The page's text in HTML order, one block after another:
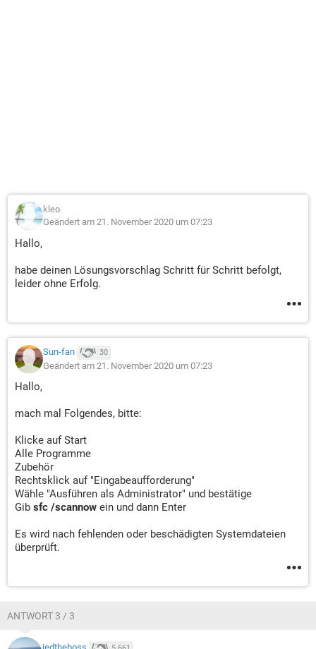
kleo
Geändert am 21. November 2020 um 07:23
Hallo,
habe deinen Lösungsvorschlag Schritt für Schritt befolgt,
leider ohne Erfolg.
Sun-fan 30
Geändert am 21. November 2020 um 07:23
Hallo,
mach mal Folgendes, bitte:
Klicke auf Start
Alle Programme
Zubehör
Rechtsklick auf "Eingabeaufforderung"
Wähle "Ausführen als Administrator" und bestätige
Gib sfc /scannow ein und dann Enter
Es wird nach fehlenden oder beschädigten Systemdateien
überprüft.
ANTWORT 3 / 3